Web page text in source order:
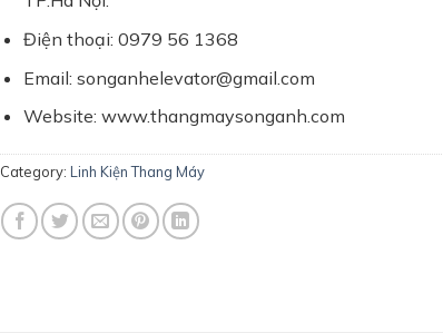
Điện thoại: 0979 56 1368
Email: songanhelevator@gmail.com
Website: www.thangmaysonganh.com
Category: Linh Kiện Thang Máy